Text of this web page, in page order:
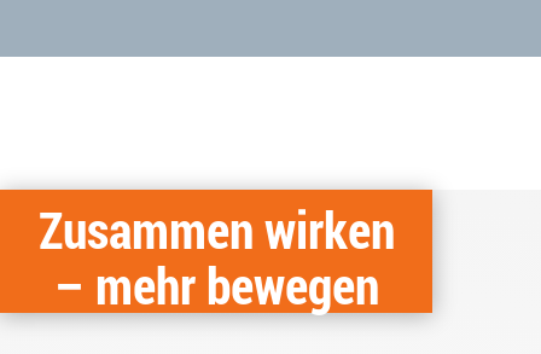
Zusammen wirken
– mehr bewegen